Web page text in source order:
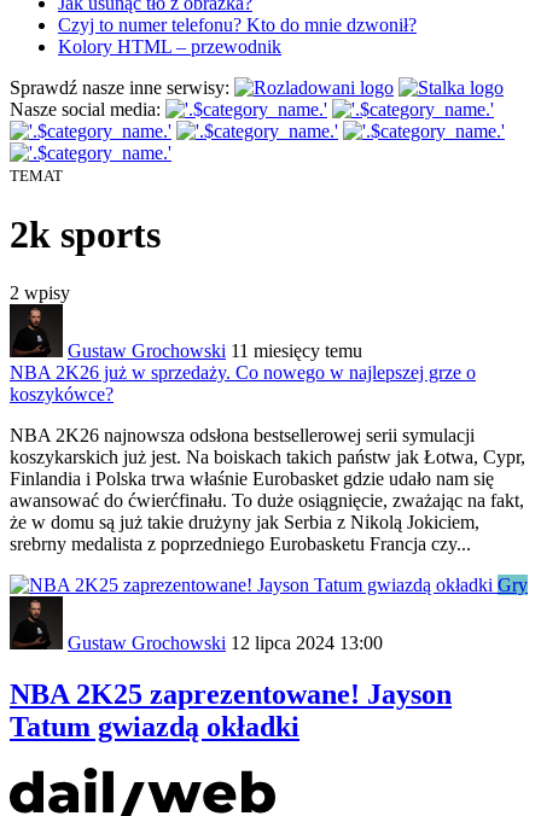
Czyj to numer telefonu? Kto do mnie dzwonił?
Kolory HTML – przewodnik
Sprawdź nasze inne serwisy:
Nasze social media:
TEMAT
2k sports
2 wpisy
Gustaw Grochowski 11 miesięcy temu
NBA 2K26 już w sprzedaży. Co nowego w najlepszej grze o
koszykówce?
NBA 2K26 najnowsza odsłona bestsellerowej serii symulacji
koszykarskich już jest. Na boiskach takich państw jak Łotwa, Cypr,
Finlandia i Polska trwa właśnie Eurobasket gdzie udało nam się
awansować do ćwierćfinału. To duże osiągnięcie, zważając na fakt,
że w domu są już takie drużyny jak Serbia z Nikolą Jokiciem,
srebrny medalista z poprzedniego Eurobasketu Francja czy...
Gry
Gustaw Grochowski 12 lipca 2024 13:00
NBA 2K25 zaprezentowane! Jayson
Tatum gwiazdą okładki